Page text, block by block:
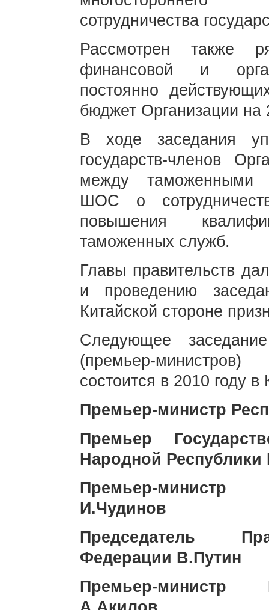
сотрудничества
Рассмотрен также
финансовой и
постоянно
бюджет Организации на
В ходе заседания
государств-членов
между таможенными
ШОС о
повышения
таможенных служб.
Главы правительств
и проведению
Китайской стороне
Следующее
(премьер-
состоится в 2010 году
Премьер-министр
Премьер
Народной Республики
Премьер-
И.Чудинов
Председатель
Федерации В.Путин
Премьер-министр